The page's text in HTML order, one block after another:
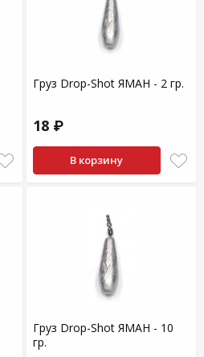
Груз Drop-Shot ЯМАН - 2 гр.
18 ₽
В корзину
Груз Drop-Shot ЯМАН - 10
гр.